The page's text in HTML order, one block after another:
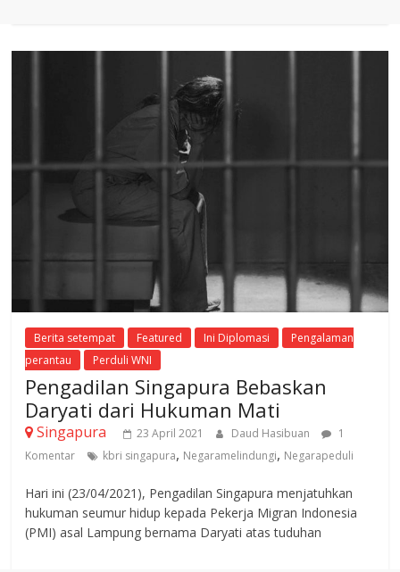
Berita setempat Featured Ini Diplomasi
Pengalaman
perantau
Perduli WNI
Pengadilan Singapura Bebaskan
Daryati dari Hukuman Mati
Singapura 23 April 2021 Daud Hasibuan
1
Komentar
kbri singapura, Negaramelindungi, Negarapeduli
Hari ini (23/04/2021), Pengadilan Singapura menjatuhkan
hukuman seumur hidup kepada Pekerja Migran Indonesia
(PMI) asal Lampung bernama Daryati atas tuduhan